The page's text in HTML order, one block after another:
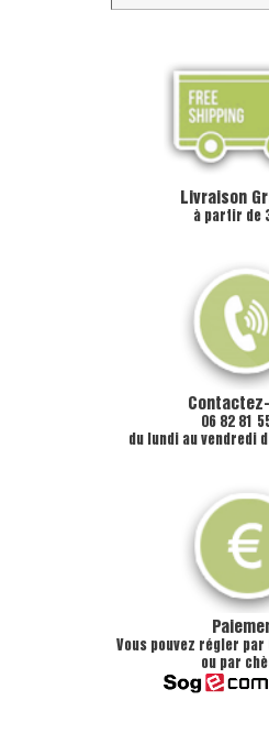
Livraison
à partir de
06 82 81
du lundi au vendredi
Vous pouvez régler par
ou par